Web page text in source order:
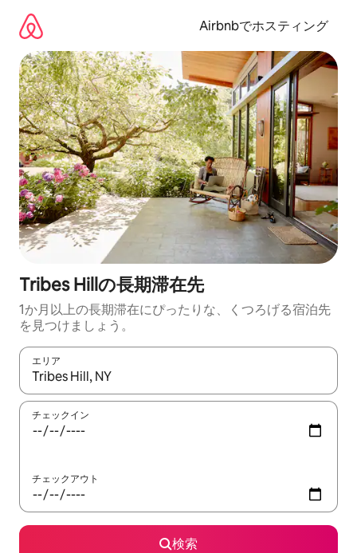
Airbnbでホスティング
Tribes Hillの長期滞在先
1か月以上の長期滞在にぴったりな、くつろげる宿泊先
を見つけましょう。
エリア
検索結果が表示されたら、上下の矢印キーを使って移動するか
チェックイン
チェックアウト
検索